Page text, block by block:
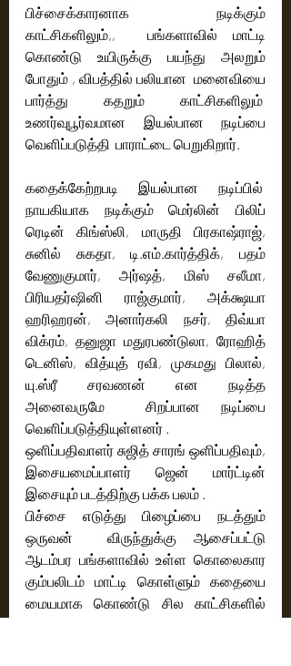
பிச்சைக்காரனாக நடிக்கும்
காட்சிகளிலும்,,  பங்களாவில் மாட்டி
கொண்டு உயிருக்கு பயந்து அலறும்
போதும் , விபத்தில் பலியான  மனைவியை
பார்த்து கதறும் காட்சிகளிலும்
உணர்வுபூர்வமான இயல்பான நடிப்பை
வெளிப்படுத்தி  பாராட்டை பெறுகிறார்.
கதைக்கேற்றபடி இயல்பான நடிப்பில்
நாயகியாக நடிக்கும் மெர்லின் பிலிப்
ரெடின் கிங்ஸ்லி, மாருதி பிரகாஷ்ராஜ்,
சுனில் சுகதா, டி.எம்.கார்த்திக், பதம்
வேணுகுமார், அர்ஷத், மிஸ் சலீமா,
பிரியதர்ஷினி ராஜ்குமார், அக்க்ஷயா
ஹரிஹரன், அனார்கலி நசர், திவ்யா
விக்ரம், தனுஜா மதுரபண்டுலா, ரோஹித்
டெனிஸ், வித்யுத் ரவி, முகமது பிலால்,
யு.ஸ்ரீ சரவணன் என நடித்த
அனைவருமே  சிறப்பான நடிப்பை
வெளிப்படுத்தியுள்ளனர் .
ஒளிப்பதிவாளர் சுஜித் சாரங் ஒளிப்பதிவும்,
இசையமைப்பாளர் ஜென் மார்ட்டின்
இசையும் படத்திற்கு பக்க பலம் .
பிச்சை எடுத்து பிழைப்பை நடத்தும்
ஒருவன்  விருந்துக்கு ஆசைப்பட்டு
ஆடம்பர பங்களாவில் உள்ள கொலைகார
கும்பலிடம் மாட்டி கொள்ளும் கதையை
மையமாக கொண்டு சில காட்சிகளில்